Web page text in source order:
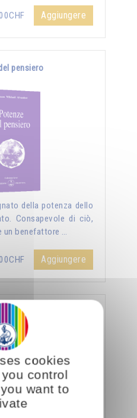
Aggiungere
pensiero
della potenza dello
Consapevole di ciò,
un benefattore …
Aggiungere
forza del cielo
cookies
control
want to